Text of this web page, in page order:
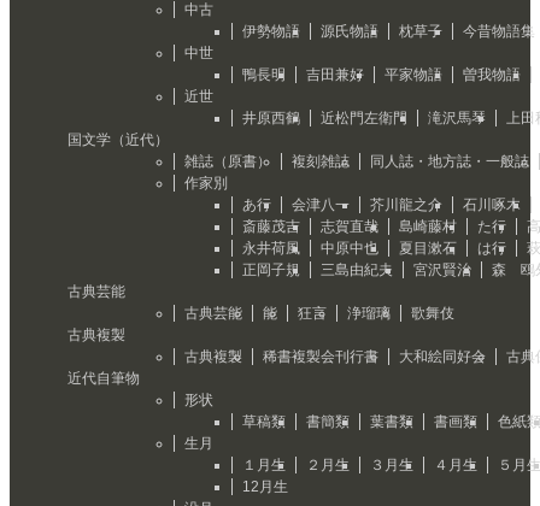
中古
伊勢物語
源氏物語 枕草子
今昔物語集
中世
鴨長明
吉田兼好 平家物語
曽我物語
近世
井原西鶴
近松門左衛門 滝沢馬琴
上田
国文学（近代）
雑誌（原書）
複刻雑誌
同人誌・地方誌・一般誌
作家別
あ行
会津八一 芥川龍之介
石川啄木
斎藤茂吉
志賀直哉 島崎藤村 た行
永井荷風
中原中也 夏目漱石 は行
正岡子規
三島由紀夫 宮沢賢治
森 鴎
古典芸能
古典芸能
能 狂言 浄瑠璃
歌舞伎
古典複製
古典複製
稀書複製会刊行書 大和絵同好会
古典
近代自筆物
形状
草稿類
書簡類 葉書類 書画類
色紙類
生月
１月生
２月生 ３月生 ４月生
５月生
12月生